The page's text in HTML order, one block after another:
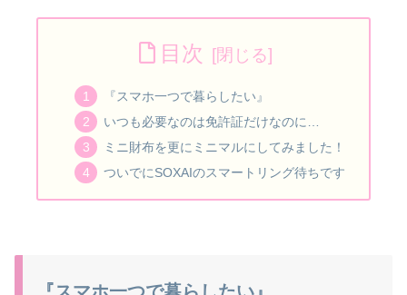
目次
『スマホ一つで暮らしたい』
いつも必要なのは免許証だけなのに…
ミニ財布を更にミニマルにしてみました！
ついでにSOXAIのスマートリング待ちです